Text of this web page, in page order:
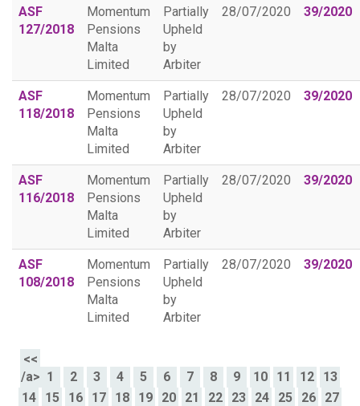
ASF
127/2018
Momentum
Pensions
Malta
Limited
Partially
Upheld
by
Arbiter
28/07/2020 39/2020
ASF
118/2018
Momentum
Pensions
Malta
Limited
Partially
Upheld
by
Arbiter
28/07/2020 39/2020
ASF
116/2018
Momentum
Pensions
Malta
Limited
Partially
Upheld
by
Arbiter
28/07/2020 39/2020
ASF
108/2018
Momentum
Pensions
Malta
Limited
Partially
Upheld
by
Arbiter
28/07/2020 39/2020
<<
/a> 1 2 3 4 5 6 7 8 9 10 11 12
13
14
15 16 17 18 19 20 21 22 23 24 25 26
27